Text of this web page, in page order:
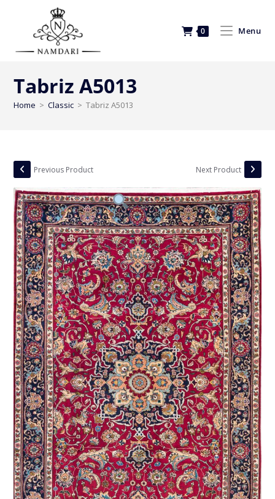
0 Menu
Tabriz A5013
Home > Classic > Tabriz A5013
Previous Product Next Product